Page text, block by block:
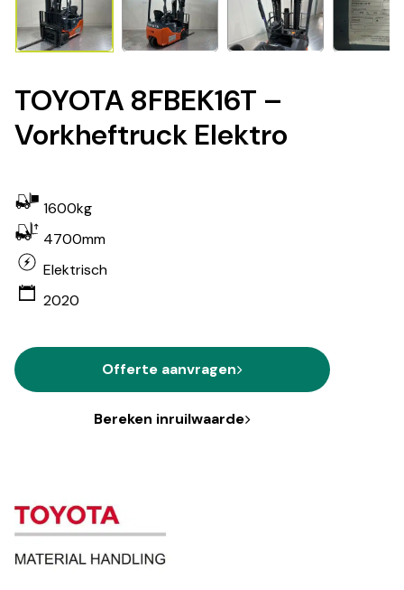
TOYOTA 8FBEK16T –
Vorkheftruck Elektro
1600kg
4700mm
Elektrisch
2020
Offerte aanvragen
Bereken inruilwaarde